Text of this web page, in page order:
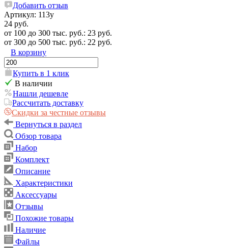
Добавить отзыв
Артикул: 113у
24 руб.
от 100 до 300 тыс. руб.: 23 руб.
от 300 до 500 тыс. руб.: 22 руб.
В корзину
Купить в 1 клик
В наличии
Нашли дешевле
Рассчитать доставку
Скидки за честные отзывы
Вернуться в раздел
Обзор товара
Набор
Комплект
Описание
Характеристики
Аксессуары
Отзывы
Похожие товары
Наличие
Файлы